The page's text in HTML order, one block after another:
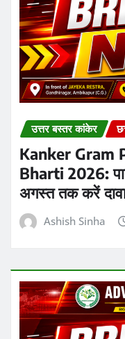
छत्तीसगढ़ रायपुर
उपनिरीक्षक
Ashish Sinha